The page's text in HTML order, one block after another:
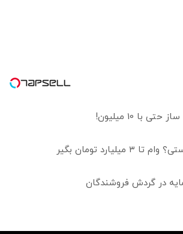
با 10 میلیون!
تومان بگیر